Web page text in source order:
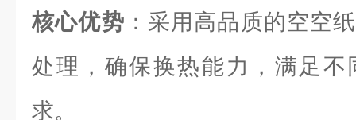
核心优势 ：采用高品质的空空
处理，确保换热能力，满足不
求。